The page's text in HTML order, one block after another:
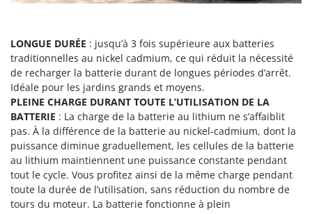
MOVA
MTD
N
New O.M.R.A.
Nilfisk
Ninja
Novatec
Novital
NuAir
LONGUE DURÉE : jusqu’à 3 fois supérieure aux batteries
traditionnelles au nickel cadmium, ce qui réduit la nécessité
de recharger la batterie durant de longues périodes d’arrêt.
Idéale pour les jardins grands et moyens.
PLEINE CHARGE DURANT TOUTE L’UTILISATION DE LA
BATTERIE : La charge de la batterie au lithium ne s’affaiblit
pas. À la différence de la batterie au nickel-cadmium, dont la
puissance diminue graduellement, les cellules de la batterie
au lithium maintiennent une puissance constante pendant
tout le cycle. Vous profitez ainsi de la même charge pendant
toute la durée de l’utilisation, sans réduction du nombre de
tours du moteur. La batterie fonctionne à plein